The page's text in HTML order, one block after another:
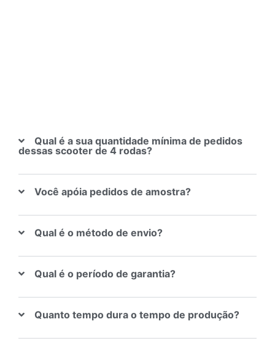
Qual é a sua quantidade mínima de pedidos
dessas scooter de 4 rodas?
Você apóia pedidos de amostra?
Qual é o método de envio?
Qual é o período de garantia?
Quanto tempo dura o tempo de produção?